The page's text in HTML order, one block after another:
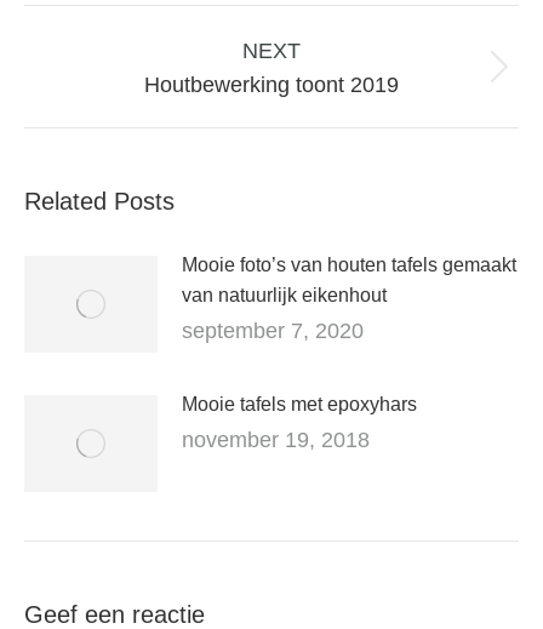
NEXT
Next
Houtbewerking toont 2019
Related Posts
Mooie foto’s van houten tafels gemaakt
van natuurlijk eikenhout
september 7, 2020
Mooie tafels met epoxyhars
november 19, 2018
Geef een reactie